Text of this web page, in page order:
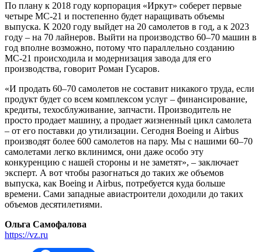
По плану к 2018 году корпорация «Иркут» соберет первые
четыре МС-21 и постепенно будет наращивать объемы
выпуска. К 2020 году выйдет на 20 самолетов в год, а к 2023
году – на 70 лайнеров. Выйти на производство 60–70 машин в
год вполне возможно, потому что параллельно созданию
МС-21 происходила и модернизация завода для его
производства, говорит Роман Гусаров.
«И продать 60–70 самолетов не составит никакого труда, если
продукт будет со всем комплексом услуг – финансирование,
кредиты, техосблуживание, запчасти. Производитель не
просто продает машину, а продает жизненный цикл самолета
– от его поставки до утилизации. Сегодня Boeing и Airbus
производят более 600 самолетов на пару. Мы с нашими 60–70
самолетами легко вклинимся, они даже особо эту
конкуренцию с нашей стороны и не заметят», – заключает
эксперт. А вот чтобы разогнаться до таких же объемов
выпуска, как Boeing и Airbus, потребуется куда больше
времени. Сами западные авиастроители доходили до таких
объемов десятилетиями.
Ольга Самофалова
https://vz.ru